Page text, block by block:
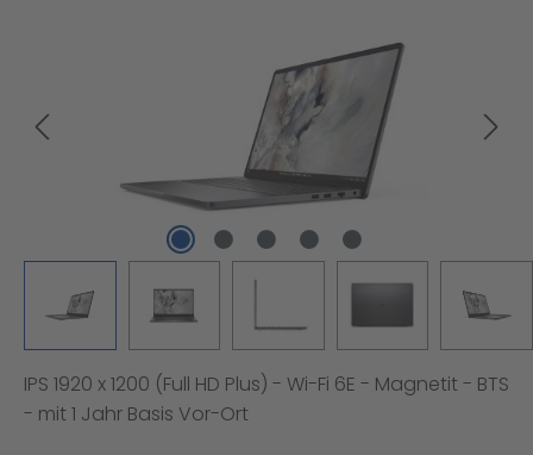
IPS 1920 x 1200 (Full HD Plus) - Wi-Fi 6E - Magnetit - BTS
- mit 1 Jahr Basis Vor-Ort